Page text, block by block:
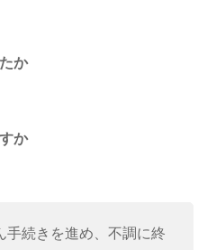
か
か
手続きを進め、不調に終